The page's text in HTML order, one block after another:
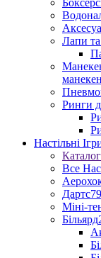
Лапи та
Ринги
Настільні
Каталог
Все
Дартс79
Міні-
Більярд